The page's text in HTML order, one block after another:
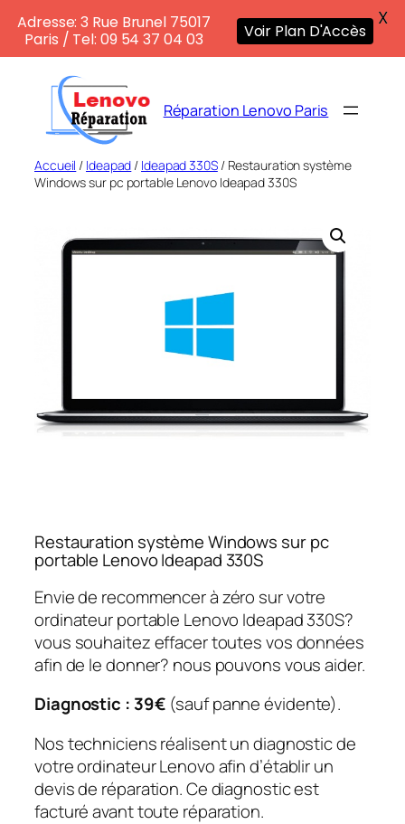
contenu
Réparation Lenovo Paris
Accueil / Ideapad / Ideapad 330S/ Restauration système
Windows sur pc portable Lenovo Ideapad 330S
Restauration système Windows sur pc
portable Lenovo Ideapad 330S
Envie de recommencer à zéro sur votre
ordinateur portable Lenovo Ideapad 330S?
vous souhaitez effacer toutes vos données
afin de le donner? nous pouvons vous aider.
Diagnostic : 39€ (sauf panne évidente).
Nos techniciens réalisent un diagnostic de
votre ordinateur Lenovo afin d’établir un
devis de réparation. Ce diagnostic est
facturé avant toute réparation.
Adresse: 3 Rue Brunel 75017
Paris / Tel: 09 54 37 04 03
Voir Plan D'Accès
X